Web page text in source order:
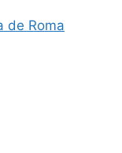
de Roma